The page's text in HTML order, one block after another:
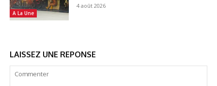
A La Une
4 août 2026
LAISSEZ UNE REPONSE